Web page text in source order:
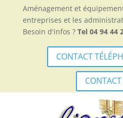
Aménagement et
entreprises et les
Besoin d'infos ? Tel 04 94 44
CONTACT